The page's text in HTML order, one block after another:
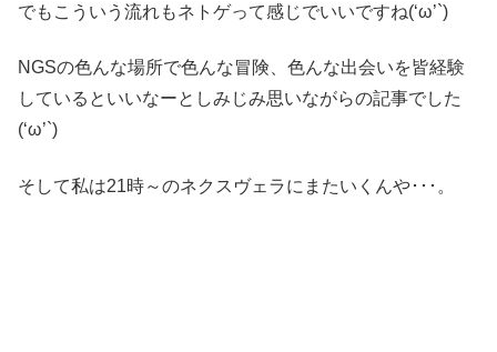
でもこういう流れもネトゲって感じでいいですね(‘ω’`)
NGSの色んな場所で色んな冒険、色んな出会いを皆経験
しているといいなーとしみじみ思いながらの記事でした
(‘ω’`)
そして私は21時～のネクスヴェラにまたいくんや･･･。